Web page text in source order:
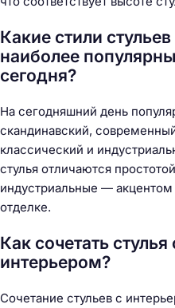
Какие стили
наиболее
сегодня?
На сегодняшний день
скандинавский,
классический и
стулья отличаются
индустриальные — акцентом
отделке.
Как сочетать
интерьером?
Сочетание стульев с